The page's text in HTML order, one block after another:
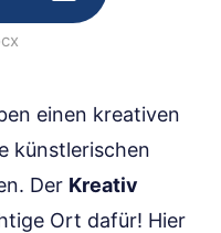
einen kreativen
künstlerischen
Der Kreativ
Ort dafür! Hier